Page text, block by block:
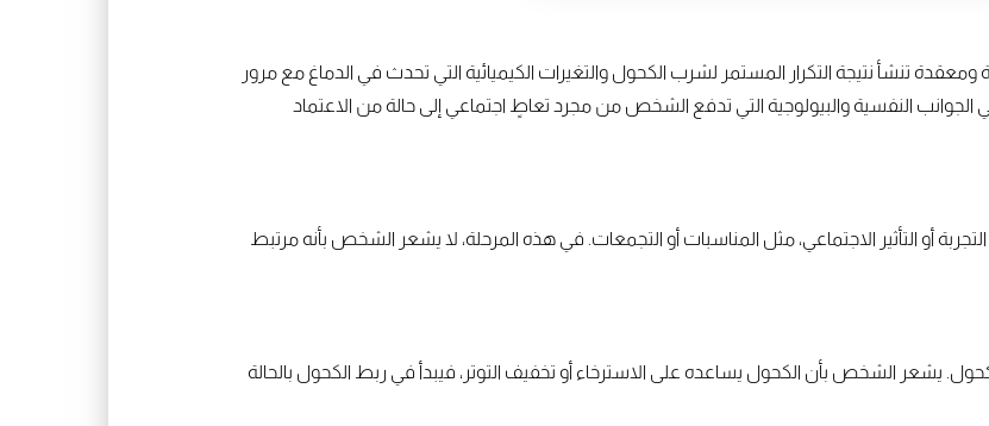
تنشأ نتيجة التكرار المستمر لشرب الكحول والتغيرات الكيميائية التي تحدث في الدماغ مع مرور
النفسية والبيولوجية التي تدفع الشخص من مجرد تعاطٍ اجتماعي إلى حالة من الاعتماد
أو التأثير الاجتماعي، مثل المناسبات أو التجمعات. في هذه المرحلة، لا يشعر الشخص بأنه مرتبط
يشعر الشخص بأن الكحول يساعده على الاسترخاء أو تخفيف التوتر، فيبدأ في ربط الكحول بالحالة